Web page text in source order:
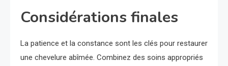
Considérations finales
La patience et la constance sont les clés pour restaurer
une chevelure abîmée. Combinez des soins appropriés